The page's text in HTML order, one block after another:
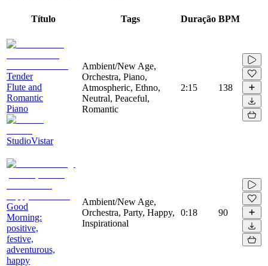
Título Tags Duração BPM
Tender
Flute and
Romantic
Piano
StudioVistar
Ambient/New Age,
Orchestra, Piano,
Atmospheric, Ethno,
Neutral, Peaceful,
Romantic
2:15 138
Good
Morning:
positive,
festive,
adventurous,
happy
Ambient/New Age,
Orchestra, Party, Happy,
Inspirational
0:18 90